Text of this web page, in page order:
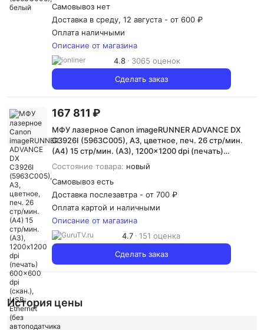
Самовывоз нет
Доставка в среду, 12 августа - от 600 ₽
Оплата наличными
Описание от магазина
4.8
3065 оценок
Сделать заказ
167 811 ₽
МФУ лазерное Canon imageRUNNER ADVANCE DX
C3926I (5963C005), А3, цветное, печ. 26 стр/мин.
(А4) 15 стр/мин. (А3), 1200x1200 dpi (печать)
600x600 dpi (скан.), USB; Ethernet (без
автоподатчика и картриджей, запуск АСЦ)
Состояние товара: новый
Самовывоз есть
Доставка послезавтра - от 700 ₽
Оплата картой и наличными
Описание от магазина
4.7
151 оценка
Сделать заказ
История цены